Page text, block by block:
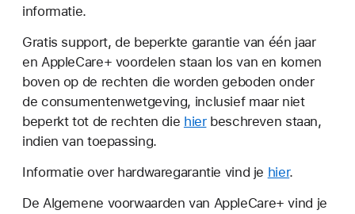
informatie.
Gratis support, de beperkte garantie van één jaar
en AppleCare+ voordelen staan los van en komen
boven op de rechten die worden geboden onder
de consumentenwetgeving, inclusief maar niet
beperkt tot de rechten die hierbeschreven staan,
indien van toepassing.
Informatie over hardwaregarantie vind je hier.
De Algemene voorwaarden van AppleCare+ vind je